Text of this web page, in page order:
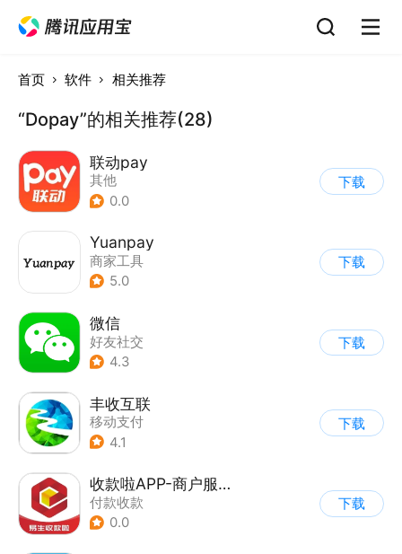
首页 软件 相关推荐
“Dopay”的相关推荐(28)
联动pay
其他
0.0
下载
Yuanpay
商家工具
5.0
下载
微信
好友社交
4.3
下载
丰收互联
移动支付
4.1
下载
收款啦APP-商户服务软件
付款收款
0.0
下载